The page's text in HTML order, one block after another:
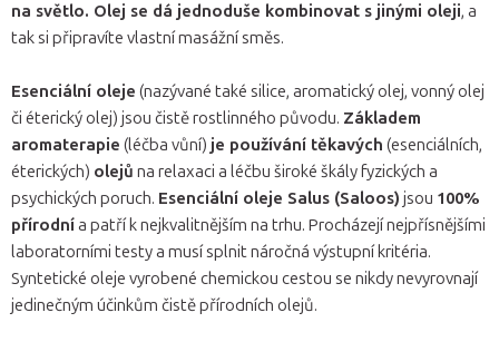
na světlo. Olej se dá jednoduše kombinovat s jinými oleji, a
tak si připravíte vlastní masážní směs.
Esenciální oleje (nazývané také silice, aromatický olej, vonný olej
či éterický olej) jsou čistě rostlinného původu. Základem
aromaterapie (léčba vůní) je používání těkavých (esenciálních,
éterických) olejů na relaxaci a léčbu široké škály fyzických a
psychických poruch. Esenciální oleje Salus (Saloos) jsou 100%
přírodnía patří k nejkvalitnějším na trhu. Procházejí nejpřísnějšími
laboratorními testy a musí splnit náročná výstupní kritéria.
Syntetické oleje vyrobené chemickou cestou se nikdy nevyrovnají
jedinečným účinkům čistě přírodních olejů.